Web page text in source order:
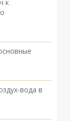
к
вода в